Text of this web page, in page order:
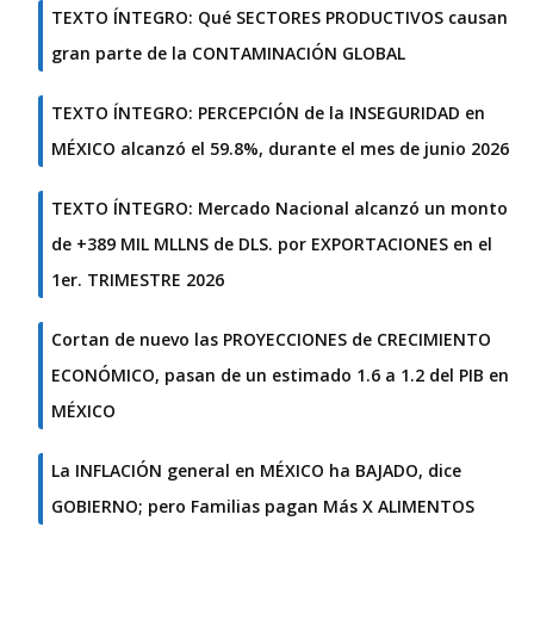
TEXTO ÍNTEGRO: Qué SECTORES PRODUCTIVOS causan
gran parte de la CONTAMINACIÓN GLOBAL
TEXTO ÍNTEGRO: PERCEPCIÓN de la INSEGURIDAD en
MÉXICO alcanzó el 59.8%, durante el mes de junio 2026
TEXTO ÍNTEGRO: Mercado Nacional alcanzó un monto
de +389 MIL MLLNS de DLS. por EXPORTACIONES en el
1er. TRIMESTRE 2026
Cortan de nuevo las PROYECCIONES de CRECIMIENTO
ECONÓMICO, pasan de un estimado 1.6 a 1.2 del PIB en
MÉXICO
La INFLACIÓN general en MÉXICO ha BAJADO, dice
GOBIERNO; pero Familias pagan Más X ALIMENTOS